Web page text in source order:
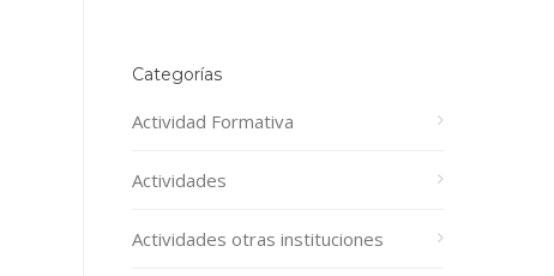
Categorías
Actividad Formativa
Actividades
Actividades otras instituciones